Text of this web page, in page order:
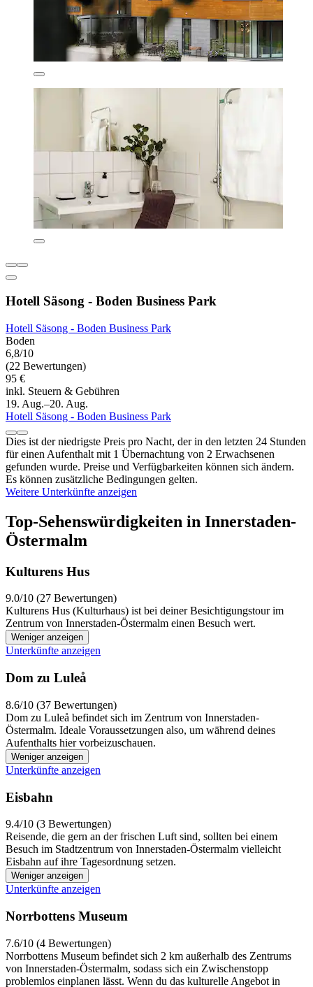
Hotell Säsong - Boden Business Park
Hotell Säsong - Boden Business Park
Boden
6,8/10
(22 Bewertungen)
95 €
inkl. Steuern & Gebühren
19. Aug.–20. Aug.
Hotell Säsong - Boden Business Park
Dies ist der niedrigste Preis pro Nacht, der in den letzten 24 Stunden
für einen Aufenthalt mit 1 Übernachtung von 2 Erwachsenen
gefunden wurde. Preise und Verfügbarkeiten können sich ändern.
Es können zusätzliche Bedingungen gelten.
Weitere Unterkünfte anzeigen
Top-Sehenswürdigkeiten in Innerstaden-
Östermalm
Kulturens Hus
9.0/10 (27 Bewertungen)
Kulturens Hus (Kulturhaus) ist bei deiner Besichtigungstour im
Zentrum von Innerstaden-Östermalm einen Besuch wert.
Weniger anzeigen
Unterkünfte anzeigen
Dom zu Luleå
8.6/10 (37 Bewertungen)
Dom zu Luleå befindet sich im Zentrum von Innerstaden-
Östermalm. Ideale Voraussetzungen also, um während deines
Aufenthalts hier vorbeizuschauen.
Weniger anzeigen
Unterkünfte anzeigen
Eisbahn
9.4/10 (3 Bewertungen)
Reisende, die gern an der frischen Luft sind, sollten bei einem
Besuch im Stadtzentrum von Innerstaden-Östermalm vielleicht
Eisbahn auf ihre Tagesordnung setzen.
Weniger anzeigen
Unterkünfte anzeigen
Norrbottens Museum
7.6/10 (4 Bewertungen)
Norrbottens Museum befindet sich 2 km außerhalb des Zentrums
von Innerstaden-Östermalm, sodass sich ein Zwischenstopp
problemlos einplanen lässt. Wenn du das kulturelle Angebot in